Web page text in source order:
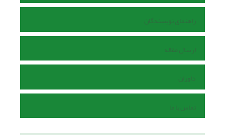
راهنمای نویسندگان
ارسال مقاله
داوران
تماس با ما